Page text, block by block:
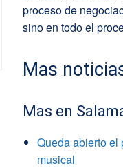
proceso de
sino en todo el
Mas
Mas en
Queda abierto el
musical